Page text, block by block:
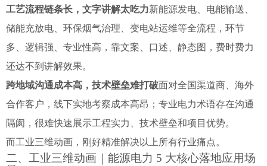
工艺流程链条长，文字讲解太吃力新能源发电、电能输送、
储能充放电、环保烟气治理、变电站运维等全流程，环节
多、逻辑强、专业性高，靠文案、口述、静态图，费时费力
还达不到讲解效果。
跨地域沟通成本高，技术壁垒难打破面对全国渠道商、海外
合作客户，线下实地考察成本高昂；专业电力术语存在沟通
隔阂，很难快速展示工程实力、技术壁垒和项目优势。
而工业三维动画，刚好精准解决以上所有行业痛点。
二、工业三维动画｜能源电力 5 大核心落地应用场